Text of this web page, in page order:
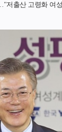
저출산 고령화 여